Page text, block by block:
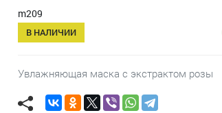
m209
В НАЛИЧИИ
Увлажняющая маска с экстрактом розы